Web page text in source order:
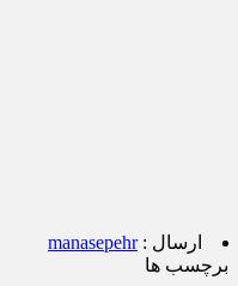
ارسال :manasepehr
برچسب ها